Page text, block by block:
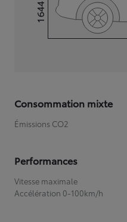
Hauteur1 644
Consommation mixte
Émissions CO2
Performances
Vitesse maximale
Accélération 0-100km/h